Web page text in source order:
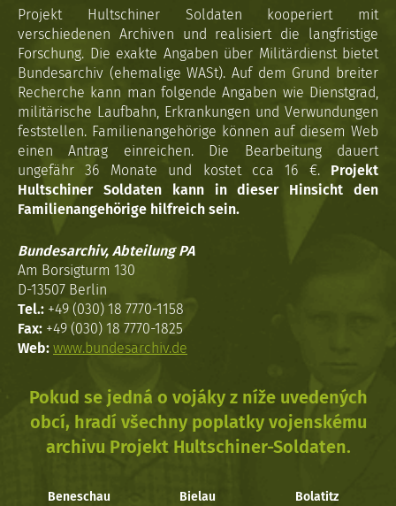
Projekt Hultschiner Soldaten kooperiert mit
verschiedenen Archiven und realisiert die langfristige
Forschung. Die exakte Angaben über Militärdienst bietet
Bundesarchiv (ehemalige WASt). Auf dem Grund breiter
Recherche kann man folgende Angaben wie Dienstgrad,
militärische Laufbahn, Erkrankungen und Verwundungen
feststellen. Familienangehörige können auf diesem Web
einen Antrag einreichen. Die Bearbeitung dauert
ungefähr 36 Monate und kostet cca 16 €. Projekt
Hultschiner Soldaten kann in dieser Hinsicht den
Familienangehörige hilfreich sein.
Bundesarchiv, Abteilung PA
Am Borsigturm 130
D-13507 Berlin
Tel.: +49 (030) 18 7770-1158
Fax: +49 (030) 18 7770-1825
Web: www.bundesarchiv.de
Pokud se jedná o vojáky z níže uvedených
obcí, hradí všechny poplatky vojenskému
archivu Projekt Hultschiner-Soldaten.
Beneschau Bielau Bolatitz